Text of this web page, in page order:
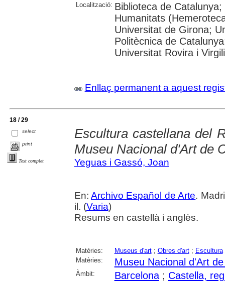
Localització: Biblioteca de
Humanitats
Universitat de Girona;
Politècnica de
Universitat Rovira i Virgili
Enllaç permanent a aquest
18 / 29
select
print
Text complet
Escultura castellana del
Museu Nacional d'Art de
Yeguas i Gassó, Joan
En:Archivo Español de Arte.
il. (Varia)
Resums en castellà i anglès.
Matèries: Museus d'art; Obres d'art; Escultura
Matèries:
Museu Nacional d'Art
Àmbit: Barcelona; Castella,